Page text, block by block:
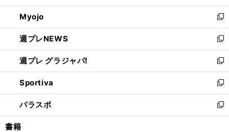
開
く
ウ
で
開
く
ン
ド
ウ
で
開
く
ウ
ィ
ン
ド
ウ
で
開
く
Myojo
新
し
い
ウ
ィ
ン
ド
ウ
で
開
週プレNEWS
新
し
い
ウ
ィ
ン
ド
ウ
週プレ グラジャパ!
新
し
い
ウ
ィ
ン
Sportiva
新
し
い
ウ
パラスポ
新
し
書籍